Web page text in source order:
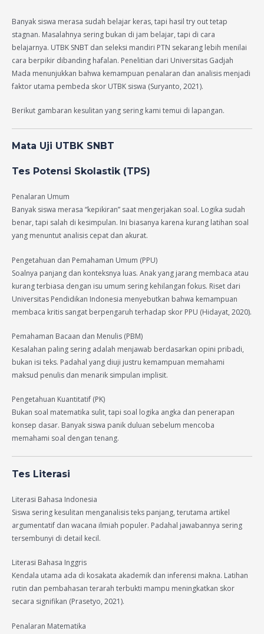
Banyak siswa merasa sudah belajar keras, tapi hasil try out tetap
stagnan. Masalahnya sering bukan di jam belajar, tapi di cara
belajarnya. UTBK SNBT dan seleksi mandiri PTN sekarang lebih menilai
cara berpikir dibanding hafalan. Penelitian dari Universitas Gadjah
Mada menunjukkan bahwa kemampuan penalaran dan analisis menjadi
faktor utama pembeda skor UTBK siswa (Suryanto, 2021).
Berikut gambaran kesulitan yang sering kami temui di lapangan.
Mata Uji UTBK SNBT
Tes Potensi Skolastik (TPS)
Penalaran Umum
Banyak siswa merasa “kepikiran” saat mengerjakan soal. Logika sudah
benar, tapi salah di kesimpulan. Ini biasanya karena kurang latihan soal
yang menuntut analisis cepat dan akurat.
Pengetahuan dan Pemahaman Umum (PPU)
Soalnya panjang dan konteksnya luas. Anak yang jarang membaca atau
kurang terbiasa dengan isu umum sering kehilangan fokus. Riset dari
Universitas Pendidikan Indonesia menyebutkan bahwa kemampuan
membaca kritis sangat berpengaruh terhadap skor PPU (Hidayat, 2020).
Pemahaman Bacaan dan Menulis (PBM)
Kesalahan paling sering adalah menjawab berdasarkan opini pribadi,
bukan isi teks. Padahal yang diuji justru kemampuan memahami
maksud penulis dan menarik simpulan implisit.
Pengetahuan Kuantitatif (PK)
Bukan soal matematika sulit, tapi soal logika angka dan penerapan
konsep dasar. Banyak siswa panik duluan sebelum mencoba
memahami soal dengan tenang.
Tes Literasi
Literasi Bahasa Indonesia
Siswa sering kesulitan menganalisis teks panjang, terutama artikel
argumentatif dan wacana ilmiah populer. Padahal jawabannya sering
tersembunyi di detail kecil.
Literasi Bahasa Inggris
Kendala utama ada di kosakata akademik dan inferensi makna. Latihan
rutin dan pembahasan terarah terbukti mampu meningkatkan skor
secara signifikan (Prasetyo, 2021).
Penalaran Matematika